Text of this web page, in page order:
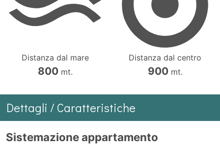
Distanza dal mare
800mt.
Distanza dal centro
900mt.
Dettagli / Caratteristiche
Sistemazione appartamento